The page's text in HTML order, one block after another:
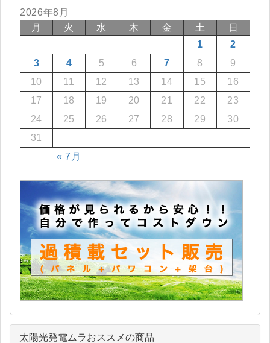
2026年8月
月
火 水 木 金 土 日
« 7月
1
2
3
4 5 6 7 8
9
10
11 12 13 14 15
16
17
18 19 20 21 22
23
24
25 26 27 28 29
30
31
太陽光発電ムラおススメの商品